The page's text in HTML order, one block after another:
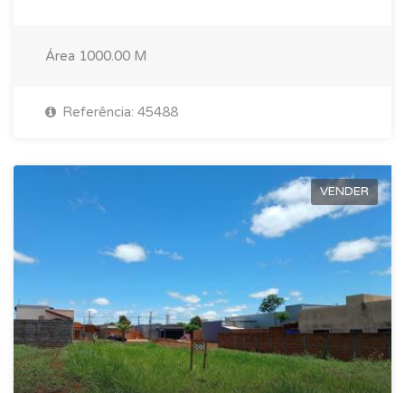
Área 1000.00 M
Referência: 45488
VENDER